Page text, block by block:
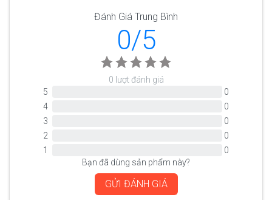
Đánh Giá Trung Bình
0/5
0 lượt đánh giá
5
0
4
0
3
0
2
0
1
0
Bạn đã dùng sản phẩm này?
GỬI ĐÁNH GIÁ